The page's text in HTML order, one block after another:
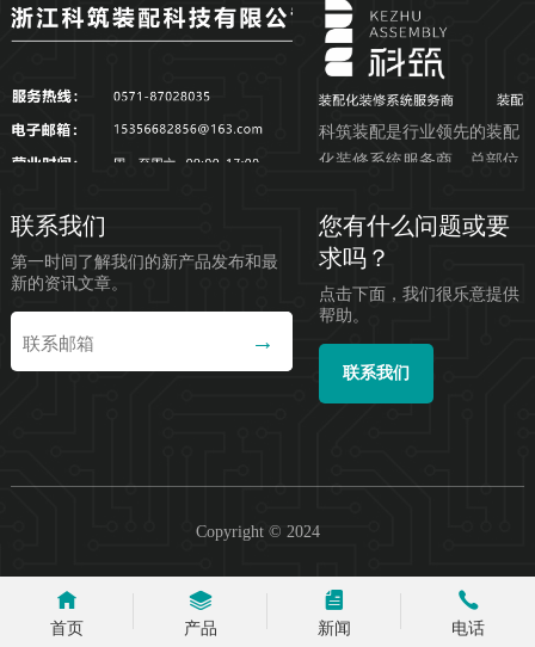
联系我们
第一时间了解我们的新产品发布和最
新的资讯文章。
科筑装配是行业领先的装配
化装修系统服务商，总部位
发、设计、生产制造、装配
施...
您有什么问题或要
求吗？
点击下面，我们很乐意提供
帮助。
联系我们
Copyright © 2024
首页 产品 新闻 电话